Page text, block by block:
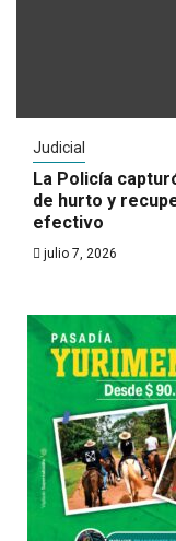
Judicial
La Policía
de hurto y
efectivo
julio 7, 2026